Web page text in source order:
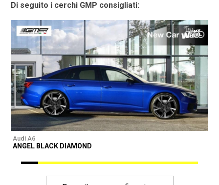
Di seguito i cerchi GMP consigliati:
Audi A6
ANGEL BLACK DIAMOND